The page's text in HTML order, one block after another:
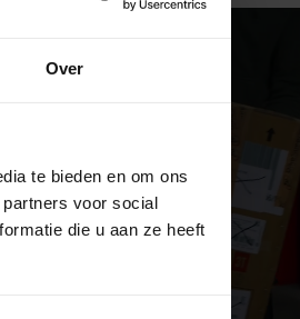
Over
te bieden en om ons
voor social
die u aan ze heeft